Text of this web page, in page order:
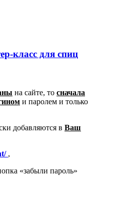
класс для спиц
на сайте, то сначала
и паролем и только
добавляются в Ваш
,
«забыли пароль»